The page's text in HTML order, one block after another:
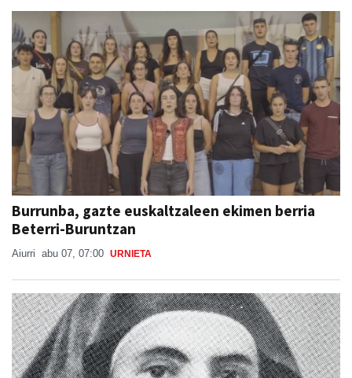
Burrunba, gazte euskaltzaleen ekimen berria
Beterri-Buruntzan
Aiurri abu 07, 07:00 URNIETA